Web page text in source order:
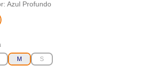
: Azul Profundo
M S